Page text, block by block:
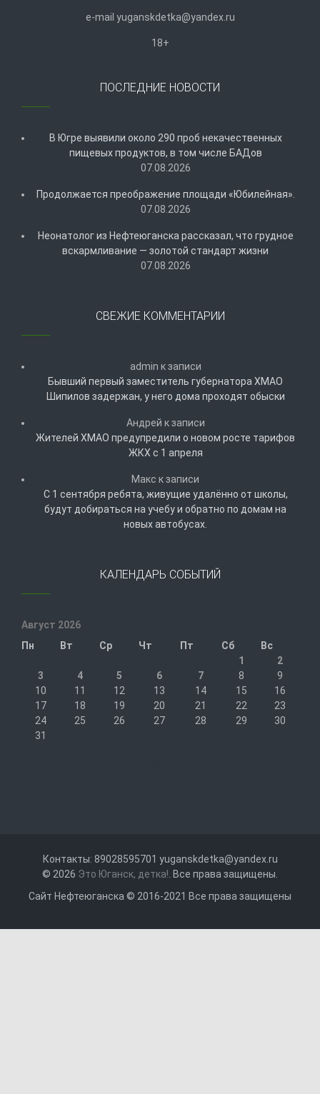
e-mail yuganskdetka@yandex.ru
18+
ПОСЛЕДНИЕ НОВОСТИ
В Югре выявили около 290 проб некачественных
пищевых продуктов, в том числе БАДов
07.08.2026
Продолжается преображение площади «Юбилейная».
07.08.2026
Неонатолог из Нефтеюганска рассказал, что грудное
вскармливание — золотой стандарт жизни
07.08.2026
СВЕЖИЕ КОММЕНТАРИИ
admin к записи
Бывший первый заместитель губернатора ХМАО
Шипилов задержан, у него дома проходят обыски
Андрей к записи
Жителей ХМАО предупредили о новом росте тарифов
ЖКХ с 1 апреля
Макс к записи
С 1 сентября ребята, живущие удалённо от школы,
будут добираться на учебу и обратно по домам на
новых автобусах.
КАЛЕНДАРЬ СОБЫТИЙ
Август 2026
Пн
Вт Ср Чт Пт Сб
Вс
1
2
3
4 5 6 7 8
9
10
11 12 13 14 15
16
17
18 19 20 21 22
23
24
25 26 27 28 29
30
31
Контакты: 89028595701 yuganskdetka@yandex.ru
© 2026 Это Юганск, детка! . Все права защищены.
Сайт Нефтеюганска © 2016-2021 Все права защищены